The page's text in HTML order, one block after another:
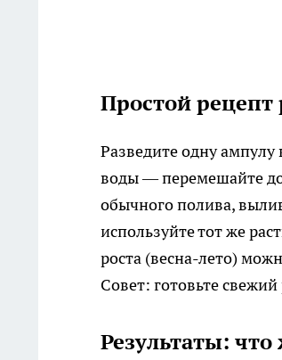
Простой
Разведите одну
воды — перемешайте до
обычного полива,
используйте тот же
роста (весна-лето)
Совет: готовьте
Результаты: что